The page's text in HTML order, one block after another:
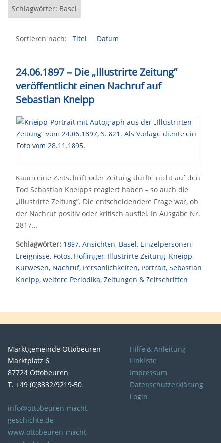
Schlagwörter: Basel
Sortieren nach: Titel Datum
24.06.1897 – Die „Illustrirte Zeitung”
veröffentlicht einen Nachruf auf
Sebastian Kneipp
Kaum eine Zeitschrift oder Zeitung dürfte nicht auf den
Tod Sebastian Kneipps reagiert haben – so auch die
„Illustrirte Zeitung”. Die entscheidendere Frage war, ob
der Nachruf positiv oder kritisch ausfiel. In Ausgabe Nr.
2817…
Schlagwörter: 1897, Ansichten, Basel, Einzelpersonen,
Ereignisse, Fotos, Höflinger, Illustrirte Zeitung, Kneipp,
Kurwesen, Nachruf, Persönlichkeiten, Portrait, Sebastian
Kneipp, weitere Periodika, Zeitungen & Zeitschriften
Marktgemeinde Ottobeuren
Marktplatz 6
87724 Ottobeuren
T. +49 (0)8332/9219-50
info@ottobeuren-macht-
geschichte.de
www.ottobeuren-macht-
Hilfe & Anleitung
Linkliste
Impressum
Datenschutzerklärung
Login